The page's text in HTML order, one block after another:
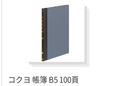
コクヨ 帳簿 B5 100頁